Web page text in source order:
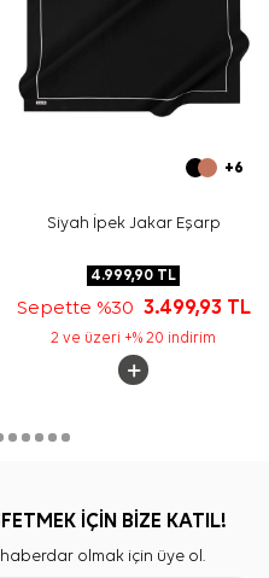
+6
Siyah İpek Jakar Eşarp
4.999,90 TL
Sepette %30 3.499,93 TL
2 ve üzeri +% 20 indirim
İÇİN BİZE KATIL!
olmak için üye ol.